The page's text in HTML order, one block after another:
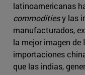
latinoamericanas
commoditiesy las
manufacturados,
la mejor imagen de
importaciones
que las indias,